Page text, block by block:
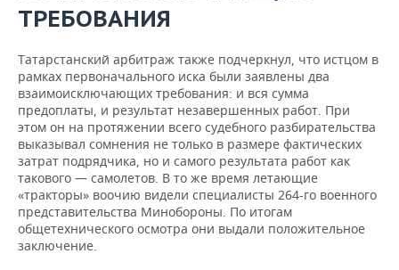
ТРЕБОВАНИЯ
Татарстанский арбитраж также подчеркнул, что истцом в
рамках первоначального иска были заявлены два
взаимоисключающих требования: и вся сумма
предоплаты, и результат незавершенных работ. При
этом он на протяжении всего судебного разбирательства
выказывал сомнения не только в размере фактических
затрат подрядчика, но и самого результата работ как
такового — самолетов. В то же время летающие
«тракторы» воочию видели специалисты 264-го военного
представительства Минобороны. По итогам
общетехнического осмотра они выдали положительное
заключение.